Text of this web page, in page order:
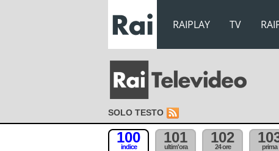
RAIPLAY TV
SOLO TESTO
100
indice
101
ultim'ora
102
24 ore prima